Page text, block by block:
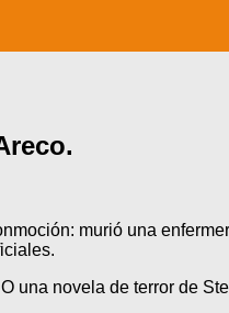
murió una
una novela de terror de